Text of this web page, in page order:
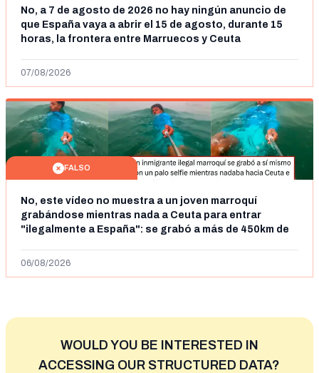
No, a 7 de agosto de 2026 no hay ningún anuncio de
que España vaya a abrir el 15 de agosto, durante 15
horas, la frontera entre Marruecos y Ceuta
07/08/2026
FALSO
No, este vídeo no muestra a un joven marroquí
grabándose mientras nada a Ceuta para entrar
"ilegalmente a España": se grabó a más de 450km de
06/08/2026
WOULD YOU BE INTERESTED IN
ACCESSING OUR STRUCTURED DATA?